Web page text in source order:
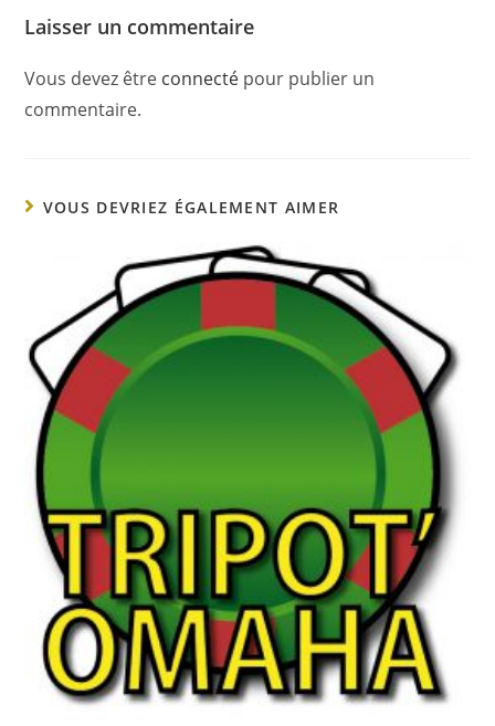
Laisser un commentaire
Vous devez être connecté pour publier un
commentaire.
VOUS DEVRIEZ ÉGALEMENT AIMER